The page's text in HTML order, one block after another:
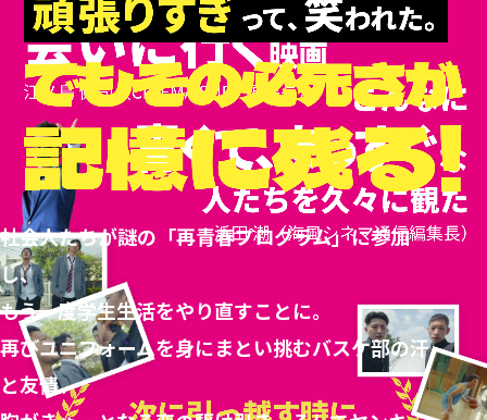
社会人たちが謎の「再青春プログラム」に参加
し、
もう一度学生生活をやり直すことに。
再びユニフォームを身にまとい挑むバスケ部の汗
と友情、